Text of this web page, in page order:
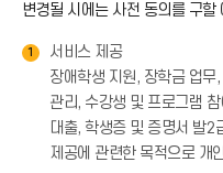
변경될 시에는 사전 동의를 구할
1
서비스 제공
장애학생 지원, 장학금 업
관리, 수강생 및 프로그램
대출, 학생증 및 증명서 발2
제공에 관련한 목적으로 개